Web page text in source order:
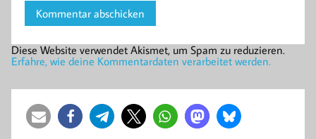
Diese Website verwendet Akismet, um Spam zu reduzieren.
Erfahre, wie deine Kommentardaten verarbeitet werden.